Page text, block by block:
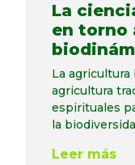
La
en torno
La
agricultura
espirituales
la
Leer más